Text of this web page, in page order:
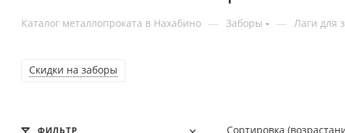
Каталог металлопроката в Нахабино — Заборы — Лаги для
Скидки на заборы
Сортировка
ФИЛЬТР